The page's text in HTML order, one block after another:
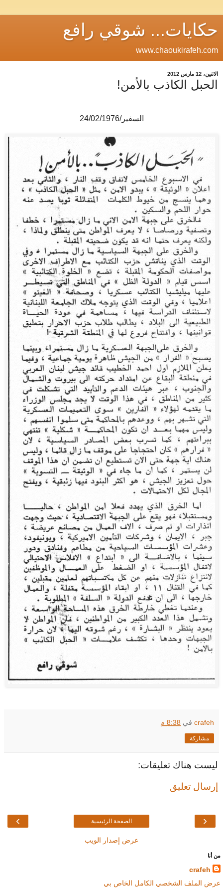
حكايات... شوقي رافع
www.chaoukirafeh.com
الاثنين، 12 مارس 2012
الحبل الكاذب بالأمن!
السفير/24/02/1976
crafeh في 8:38 م
مشاركة
ليست هناك تعليقات:
إرسال تعليق
‹
› الصفحة الرئيسية
عرض إصدار الويب
من أنا
crafeh
عرض الملف الشخصي الكامل الخاص بي